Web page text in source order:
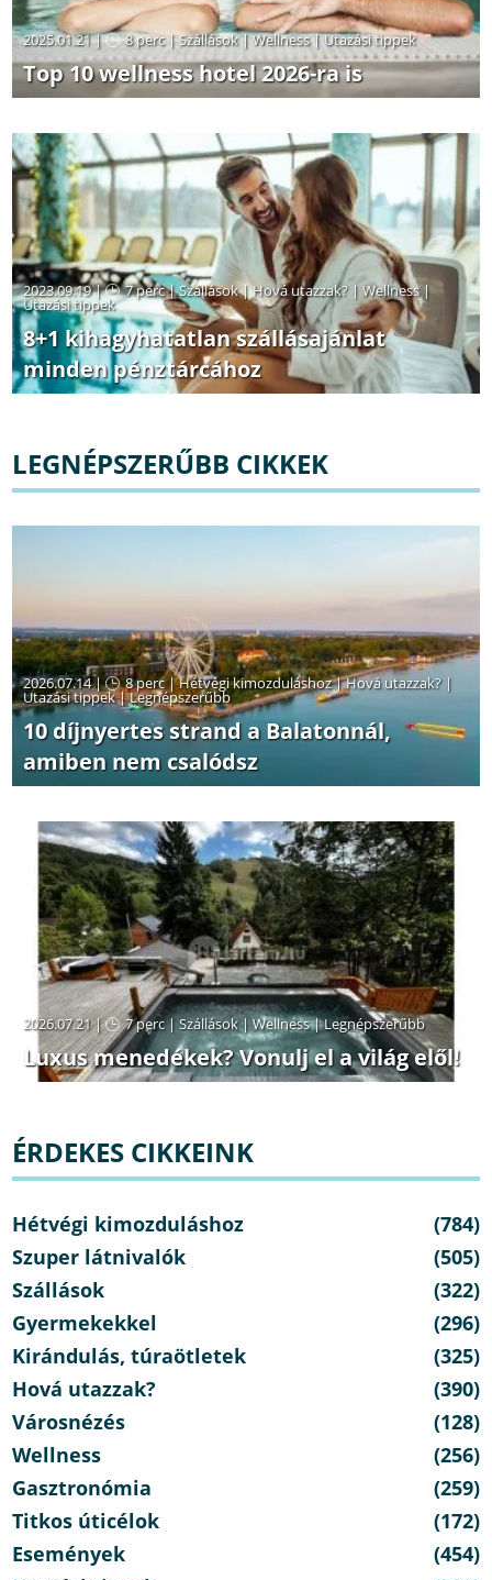
2025.01.21 | 8 perc|Szállások|Wellness|Utazási tippek
Top 10 wellness hotel 2026-ra is
2023.09.19 | 7 perc|Szállások|Hová utazzak? |Wellness|
Utazási tippek
8+1 kihagyhatatlan szállásajánlat
minden pénztárcához
LEGNÉPSZERŰBB CIKKEK
2026.07.14 | 8 perc|Hétvégi kimozduláshoz|Hová utazzak? |
Utazási tippek|Legnépszerűbb
10 díjnyertes strand a Balatonnál,
amiben nem csalódsz
2026.07.21 | 7 perc|Szállások|Wellness|Legnépszerűbb
Luxus menedékek? Vonulj el a világ elől!
ÉRDEKES CIKKEINK
Hétvégi kimozduláshoz
(784)
Szuper látnivalók
(505)
Szállások
(322)
Gyermekekkel
(296)
Kirándulás, túraötletek
(325)
Hová utazzak?
(390)
Városnézés
(128)
Wellness
(256)
Gasztronómia
(259)
Titkos úticélok
(172)
Események
(454)